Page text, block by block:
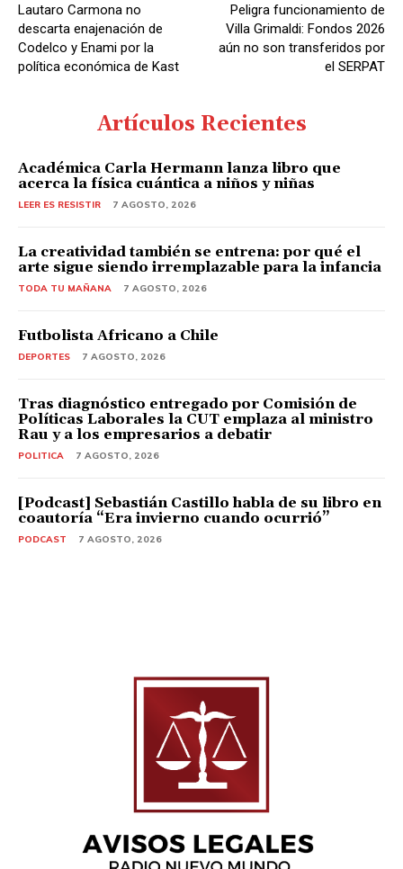
Lautaro Carmona no
descarta enajenación de
Codelco y Enami por la
política económica de Kast
Peligra funcionamiento de
Villa Grimaldi: Fondos 2026
aún no son transferidos por
el SERPAT
Artículos Recientes
Académica Carla Hermann lanza libro que
acerca la física cuántica a niños y niñas
LEER ES RESISTIR 7 AGOSTO, 2026
La creatividad también se entrena: por qué el
arte sigue siendo irremplazable para la infancia
TODA TU MAÑANA 7 AGOSTO, 2026
Futbolista Africano a Chile
DEPORTES 7 AGOSTO, 2026
Tras diagnóstico entregado por Comisión de
Políticas Laborales la CUT emplaza al ministro
Rau y a los empresarios a debatir
POLITICA 7 AGOSTO, 2026
[Podcast] Sebastián Castillo habla de su libro en
coautoría “Era invierno cuando ocurrió”
PODCAST 7 AGOSTO, 2026